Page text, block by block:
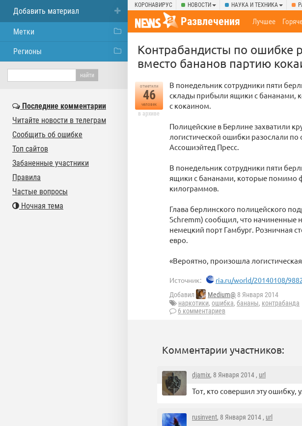
КОРОНАВИРУС НОВОСТИ НАУКА И ТЕХНИКА
Развлечения Лучшее
Контрабандисты по ошибке
вместо бананов партию
отметили
46
человек
в архиве
В понедельник сотрудники пяти
склады прибыли ящики с бананами,
с кокаином.
Полицейские в Берлине захватили
логистической ошибки разослали
Ассошиэйтед Пресс.
В понедельник сотрудники пяти
ящики с бананами, которые помимо
килограммов.
Глава берлинского полицейского
Schremm) сообщил, что начиненные
немецкий порт Гамбург. Розничная
евро.
«Вероятно, произошла
Источник: ria.ru/world/20140108/
Добавил Medium@ 8 Января 2014
наркотики, ошибка, бананы, контрабанда
6 комментариев
Комментарии участников:
djamix, 8 Января 2014 , url
Тот, кто совершил эту ошибку,
rusinvent, 8 Января 2014 , url
Добавить материал
Метки
Регионы
Последние комментарии
Читайте новости в телеграм
Сообщить об ошибке
Топ сайтов
Забаненные участники
Правила
Частые вопросы
Ночная тема